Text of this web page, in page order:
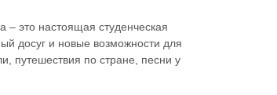
– это настоящая студенческая
досуг и новые возможности для
путешествия по стране, песни у